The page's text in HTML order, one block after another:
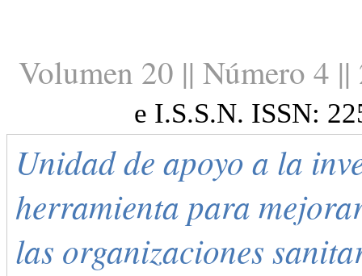
Volumen 20 || Número 4 ||
e I.S.S.N. ISSN:
Unidad de apoyo a la
herramienta para
las organizaciones